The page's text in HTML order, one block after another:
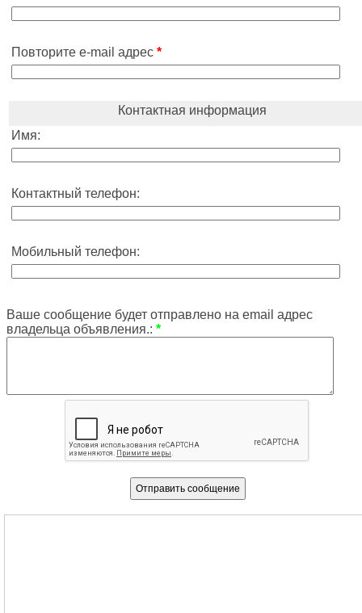
Повторите e-mail адрес *
Контактная информация
Имя:
Контактный телефон:
Мобильный телефон:
Ваше сообщение будет отправлено на email адрес
владельца объявления.: *